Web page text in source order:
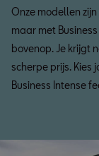
Onze modellen
maar met
bovenop. Je krijgt
scherpe prijs. Kies
Business Intense